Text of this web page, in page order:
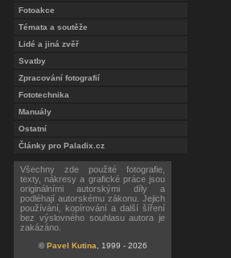
Fotoakce
Témata a soutěže
Lidé a jiná zvěř
Svatby
Zpracování fotografií
Fototechnika
Manuály
Ostatní
Články pro Paladix.cz
Všechny zde použité fotografie,
texty, nákresy a grafické práce jsou
originálními autorskými díly a
podléhají autorskému zákonu. Jejich
používání, kopírování a další šíření
bez výslovného souhlasu autora je
zakázáno.
©Pavel Kutina , 1999 - 2026